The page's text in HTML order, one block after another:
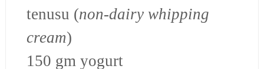
tenusu (non-dairy whipping
cream)
150 gm yogurt